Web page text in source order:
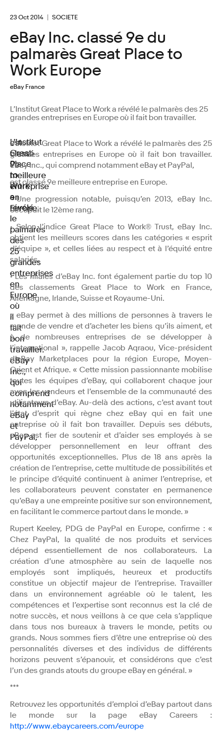
23 Oct 2014 SOCIETE
eBay Inc. classé 9e du
palmarès Great Place to
Work Europe
eBay France
L’Institut Great Place to Work a révélé le palmarès des 25
grandes entreprises en Europe où il fait bon travailler.
L’Institut
Great
Place
to
Work
a
révélé
le
palmarès
des
25
grandes
entreprises
en
Europe
où
il
fait
bon
travailler.
eBay
Inc.,
qui
comprend
notamment
eBay
et
PayPal,
est
classé
9e
meilleure
entreprise
en
Europe.
L’Institut Great Place to Work a révélé le palmarès des 25
grandes entreprises en Europe où il fait bon travailler.
eBay Inc., qui comprend notamment eBay et PayPal,
est classé 9e meilleure entreprise en Europe.
• Une progression notable, puisqu’en 2013, eBay Inc.
occupait le 12ème rang.
• Selon l’indice Great Place to Work® Trust, eBay Inc.
obtient les meilleurs scores dans les catégories « esprit
d’équipe », et celles liées au respect et à l’équité entre
salariés.
• Les filiales d’eBay Inc. font également partie du top 10
des classements Great Place to Work en France,
Allemagne, Irlande, Suisse et Royaume-Uni.
« eBay permet à des millions de personnes à travers le
monde de vendre et d’acheter les biens qu’ils aiment, et
à de nombreuses entreprises de se développer à
l’international », rappelle Jacob Aqraou, Vice-président
d’eBay Marketplaces pour la région Europe, Moyen-
Orient et Afrique. « Cette mission passionnante mobilise
toutes les équipes d’eBay, qui collaborent chaque jour
avec les vendeurs et l’ensemble de la communauté des
utilisateurs d’eBay. Au-delà des actions, c’est avant tout
l’état d’esprit qui règne chez eBay qui en fait une
entreprise où il fait bon travailler. Depuis ses débuts,
eBay est fier de soutenir et d’aider ses employés à se
développer personnellement en leur offrant des
opportunités exceptionnelles. Plus de 18 ans après la
création de l’entreprise, cette multitude de possibilités et
le principe d’équité continuent à animer l’entreprise, et
les collaborateurs peuvent constater en permanence
qu’eBay a une empreinte positive sur son environnement,
en facilitant le commerce partout dans le monde. »
Rupert Keeley, PDG de PayPal en Europe, confirme : «
Chez PayPal, la qualité de nos produits et services
dépend essentiellement de nos collaborateurs. La
création d’une atmosphère au sein de laquelle nos
employés sont impliqués, heureux et productifs
constitue un objectif majeur de l’entreprise. Travailler
dans un environnement agréable où le talent, les
compétences et l’expertise sont reconnus est la clé de
notre succès, et nous veillons à ce que cela s’applique
dans tous nos bureaux à travers le monde, petits ou
grands. Nous sommes fiers d’être une entreprise où des
personnalités diverses et des individus de différents
horizons peuvent s’épanouir, et considérons que c’est
l’un des grands atouts du groupe eBay en général. »
***
Retrouvez les opportunités d’emploi d’eBay partout dans
le monde sur la page eBay Careers :
http://www.ebaycareers.com/europe